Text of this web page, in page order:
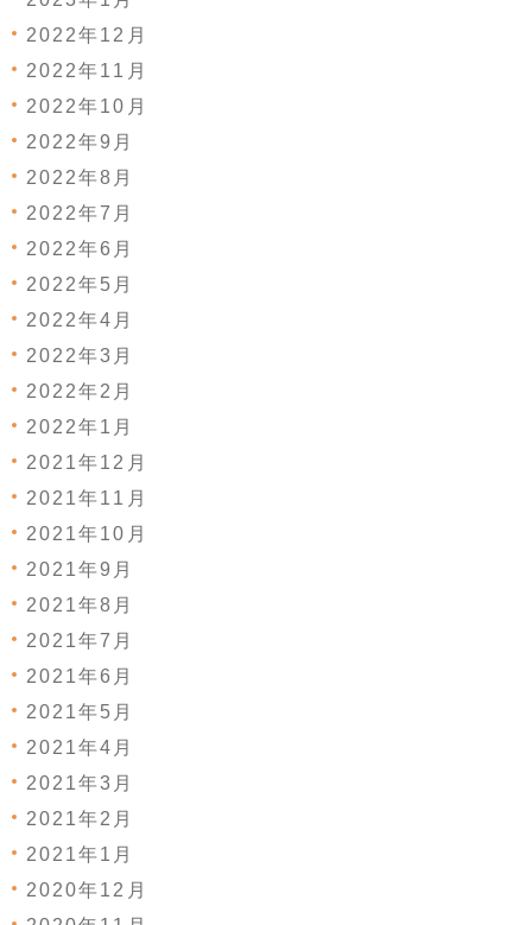
2022年12月
2022年11月
2022年10月
2022年9月
2022年8月
2022年7月
2022年6月
2022年5月
2022年4月
2022年3月
2022年2月
2022年1月
2021年12月
2021年11月
2021年10月
2021年9月
2021年8月
2021年7月
2021年6月
2021年5月
2021年4月
2021年3月
2021年2月
2021年1月
2020年12月